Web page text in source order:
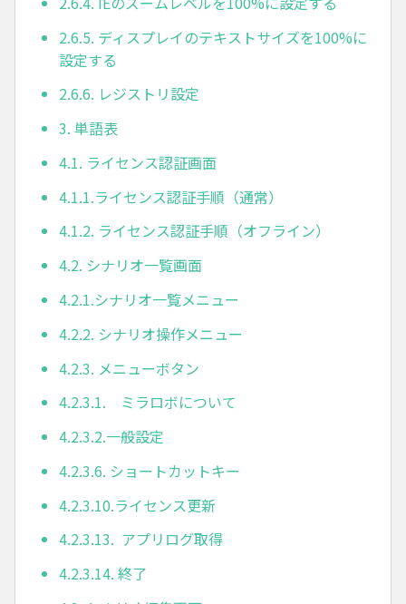
2.6.5. ディスプレイのテキストサイズを100%に
設定する
2.6.6. レジストリ設定
3. 単語表
4.1. ライセンス認証画面
4.1.1.ライセンス認証手順（通常）
4.1.2. ライセンス認証手順（オフライン）
4.2. シナリオ一覧画面
4.2.1.シナリオ一覧メニュー
4.2.2. シナリオ操作メニュー
4.2.3. メニューボタン
4.2.3.1. ミラロボについて
4.2.3.2.一般設定
4.2.3.6. ショートカットキー
4.2.3.10.ライセンス更新
4.2.3.13. アプリログ取得
4.2.3.14. 終了